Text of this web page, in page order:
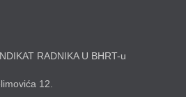
RADNIKA U BHRT-u
12.